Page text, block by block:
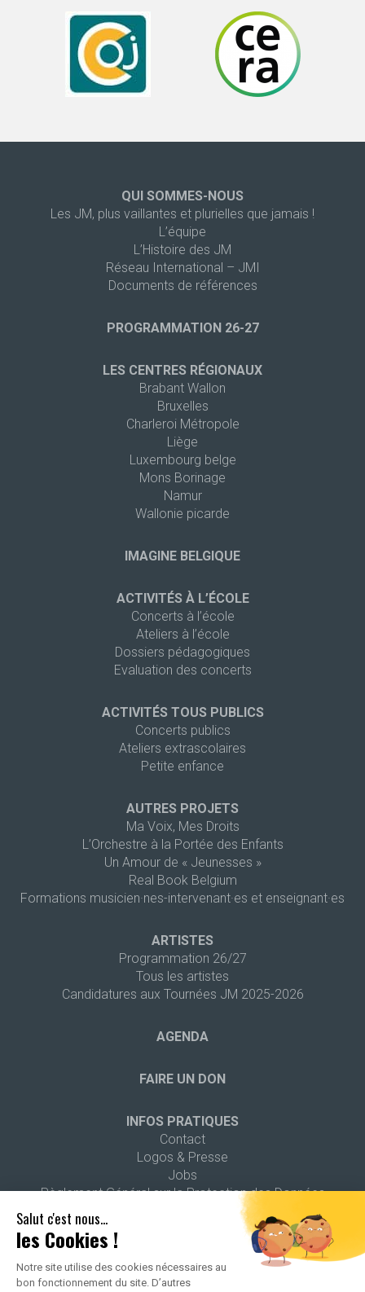
Salut c'est nous...
les Cookies !
Notre site utilise des cookies nécessaires au
bon fonctionnement du site. D’autres
QUI SOMMES-NOUS
Les JM, plus vaillantes et plurielles que jamais !
L’équipe
L’Histoire des JM
Réseau International – JMI
Documents de références
PROGRAMMATION 26-27
LES CENTRES RÉGIONAUX
Brabant Wallon
Bruxelles
Charleroi Métropole
Liège
Luxembourg belge
Mons Borinage
Namur
Wallonie picarde
IMAGINE BELGIQUE
ACTIVITÉS À L’ÉCOLE
Concerts à l’école
Ateliers à l’école
Dossiers pédagogiques
Evaluation des concerts
ACTIVITÉS TOUS PUBLICS
Concerts publics
Ateliers extrascolaires
Petite enfance
AUTRES PROJETS
Ma Voix, Mes Droits
L’Orchestre à la Portée des Enfants
Un Amour de « Jeunesses »
Real Book Belgium
Formations musicien·nes-intervenant·es et enseignant·es
ARTISTES
Programmation 26/27
Tous les artistes
Candidatures aux Tournées JM 2025-2026
AGENDA
FAIRE UN DON
INFOS PRATIQUES
Contact
Logos & Presse
Jobs
Règlement Général sur la Protection des Données
2026 ALL RIGHTS RESERVED -POLITIQUE DE CONFIDENTIALITÉ